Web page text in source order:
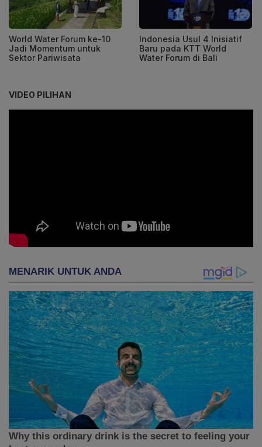
World Water Forum ke-10
Jadi Momentum untuk
Sektor Pariwisata
Indonesia Usul 4 Inisiatif
Baru pada KTT World
Water Forum di Bali
VIDEO PILIHAN